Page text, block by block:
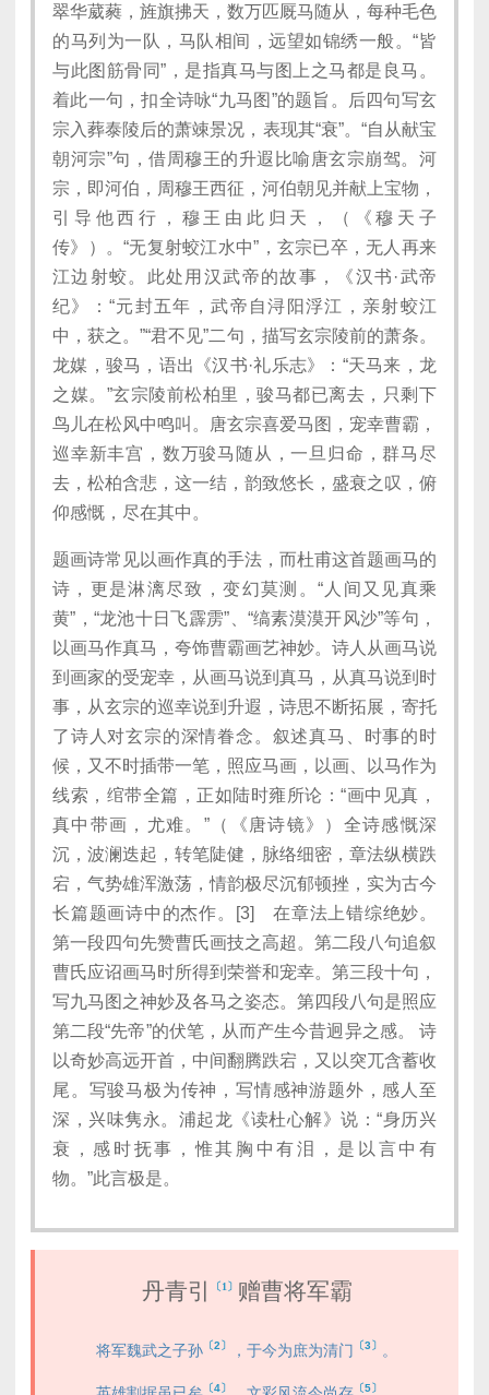
翠华葳蕤，旌旗拂天，数万匹厩马随从，每种毛色
的马列为一队，马队相间，远望如锦绣一般。“皆
与此图筋骨同”，是指真马与图上之马都是良马。
着此一句，扣全诗咏“九马图”的题旨。后四句写玄
宗入葬泰陵后的萧竦景况，表现其“衰”。“自从献宝
朝河宗”句，借周穆王的升遐比喻唐玄宗崩驾。河
宗，即河伯，周穆王西征，河伯朝见并献上宝物，
引导他西行，穆王由此归天，（《穆天子
传》）。“无复射蛟江水中”，玄宗已卒，无人再来
江边射蛟。此处用汉武帝的故事，《汉书·武帝
纪》：“元封五年，武帝自浔阳浮江，亲射蛟江
中，获之。”“君不见”二句，描写玄宗陵前的萧条。
龙媒，骏马，语出《汉书·礼乐志》：“天马来，龙
之媒。”玄宗陵前松柏里，骏马都已离去，只剩下
鸟儿在松风中鸣叫。唐玄宗喜爱马图，宠幸曹霸，
巡幸新丰宫，数万骏马随从，一旦归命，群马尽
去，松柏含悲，这一结，韵致悠长，盛衰之叹，俯
仰感慨，尽在其中。
题画诗常见以画作真的手法，而杜甫这首题画马的
诗，更是淋漓尽致，变幻莫测。“人间又见真乘
黄”，“龙池十日飞霹雳”、“缟素漠漠开风沙”等句，
以画马作真马，夸饰曹霸画艺神妙。诗人从画马说
到画家的受宠幸，从画马说到真马，从真马说到时
事，从玄宗的巡幸说到升遐，诗思不断拓展，寄托
了诗人对玄宗的深情眷念。叙述真马、时事的时
候，又不时插带一笔，照应马画，以画、以马作为
线索，绾带全篇，正如陆时雍所论：“画中见真，
真中带画，尤难。”（《唐诗镜》）全诗感慨深
沉，波澜迭起，转笔陡健，脉络细密，章法纵横跌
宕，气势雄浑激荡，情韵极尽沉郁顿挫，实为古今
长篇题画诗中的杰作。[3] 在章法上错综绝妙。
第一段四句先赞曹氏画技之高超。第二段八句追叙
曹氏应诏画马时所得到荣誉和宠幸。第三段十句，
写九马图之神妙及各马之姿态。第四段八句是照应
第二段“先帝”的伏笔，从而产生今昔迥异之感。 诗
以奇妙高远开首，中间翻腾跌宕，又以突兀含蓄收
尾。写骏马极为传神，写情感神游题外，感人至
深，兴味隽永。浦起龙《读杜心解》说：“身历兴
衰，感时抚事，惟其胸中有泪，是以言中有
物。”此言极是。
丹青引 〔1〕 赠曹将军霸
将军魏武之子孙 〔2〕 ，于今为庶为清门 〔3〕 。
〔4〕 〔5〕